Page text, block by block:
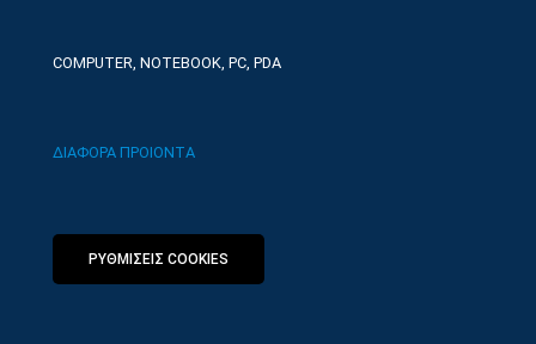
COMPUTER, NOTEBOOK, PC, PDA
ΔΙΑΦΟΡΑ ΠΡΟΙΟΝΤΑ
ΡΥΘΜΙΣΕΙΣ COOKIES